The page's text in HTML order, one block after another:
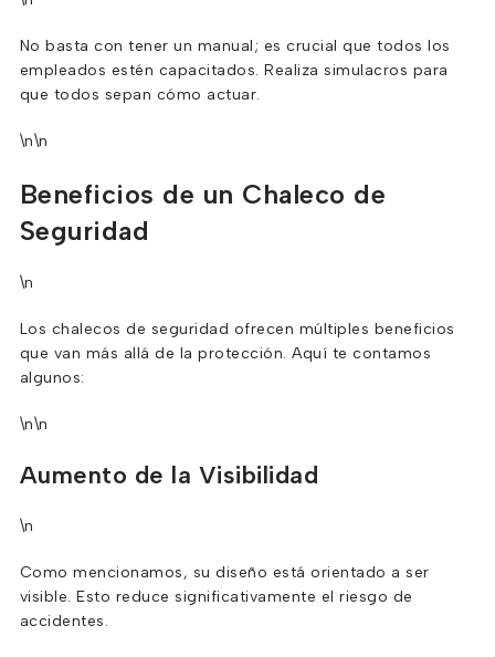
No basta con tener un manual; es crucial que todos los
empleados estén capacitados. Realiza simulacros para
que todos sepan cómo actuar.
\n\n
Beneficios de un Chaleco de
Seguridad
\n
Los chalecos de seguridad ofrecen múltiples beneficios
que van más allá de la protección. Aquí te contamos
algunos:
\n\n
Aumento de la Visibilidad
\n
Como mencionamos, su diseño está orientado a ser
visible. Esto reduce significativamente el riesgo de
accidentes.